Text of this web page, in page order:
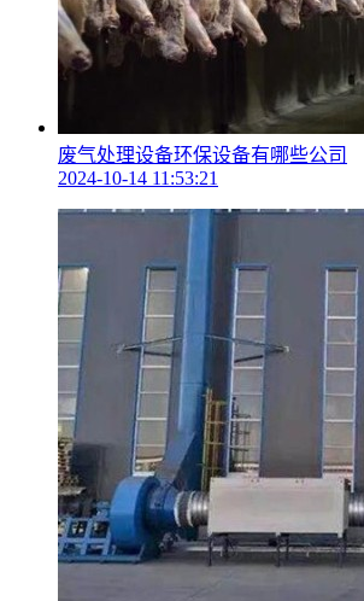
废气处理设备环保设备有哪些公司
2024-10-14 11:53:21